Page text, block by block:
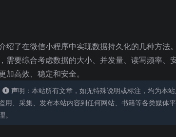
绍了在微信小程序中实现数据持久化的几种方
需要综合考虑数据的大小、并发量、读写频率、
加高效、稳定和安全。
声明：本站所有文章，如无特殊说明或标注，均为本
用、采集、发布本站内容到任何网站、书籍等各类媒体
。